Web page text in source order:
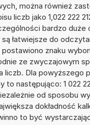
można również
liczb jako 1,022 222
bardzo duże
są łatwiejsze do
postawiono znaku
ze zwyczajowym
liczb. Dla powyższego
to następująco: 1 022
od sposobu
dokładność
to być